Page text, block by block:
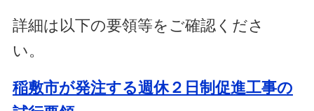
詳細は以下の要領等をご確認くださ
い。
稲敷市が発注する週休２日制促進工事の